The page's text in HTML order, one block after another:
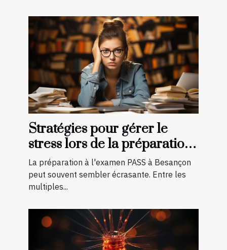
Stratégies pour gérer le
stress lors de la préparation
à l'examen PASS à Besançon
La préparation à l'examen PASS à Besançon
peut souvent sembler écrasante. Entre les
multiples...